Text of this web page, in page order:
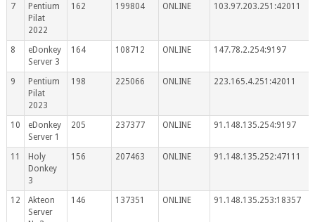
7
Pentium
Pilat
2022
162 199804 ONLINE 103.97.203.251:42011
8
eDonkey
Server 3
164 108712 ONLINE 147.78.2.254:9197
9
Pentium
Pilat
2023
198 225066 ONLINE 223.165.4.251:42011
10
eDonkey
Server 1
205 237377 ONLINE 91.148.135.254:9197
11
Holy
Donkey
3
156 207463 ONLINE 91.148.135.252:47111
12
Akteon
Server
146 137351 ONLINE 91.148.135.253:18357